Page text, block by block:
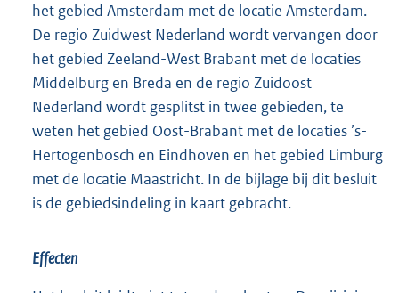
het gebied Amsterdam met de locatie Amsterdam.
De regio Zuidwest Nederland wordt vervangen door
het gebied Zeeland-West Brabant met de locaties
Middelburg en Breda en de regio Zuidoost
Nederland wordt gesplitst in twee gebieden, te
weten het gebied Oost-Brabant met de locaties ’s-
Hertogenbosch en Eindhoven en het gebied Limburg
met de locatie Maastricht. In de bijlage bij dit besluit
is de gebiedsindeling in kaart gebracht.
Effecten